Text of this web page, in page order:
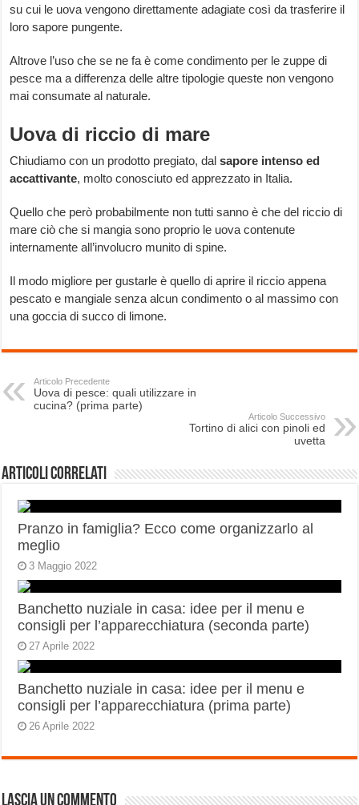
su cui le uova vengono direttamente adagiate così da trasferire il
loro sapore pungente.
Altrove l’uso che se ne fa è come condimento per le zuppe di
pesce ma a differenza delle altre tipologie queste non vengono
mai consumate al naturale.
Uova di riccio di mare
Chiudiamo con un prodotto pregiato, dalsapore intenso ed
accattivante, molto conosciuto ed apprezzato in Italia.
Quello che però probabilmente non tutti sanno è che del riccio di
mare ciò che si mangia sono proprio le uova contenute
internamente all’involucro munito di spine.
Il modo migliore per gustarle è quello di aprire il riccio appena
pescato e mangiale senza alcun condimento o al massimo con
una goccia di succo di limone.
Articolo Precedente
Uova di pesce: quali utilizzare in
cucina? (prima parte)
Articolo Successivo
Tortino di alici con pinoli ed
uvetta
Articoli correlati
Pranzo in famiglia? Ecco come organizzarlo al
meglio
3 Maggio 2022
Banchetto nuziale in casa: idee per il menu e
consigli per l’apparecchiatura (seconda parte)
27 Aprile 2022
Banchetto nuziale in casa: idee per il menu e
consigli per l’apparecchiatura (prima parte)
26 Aprile 2022